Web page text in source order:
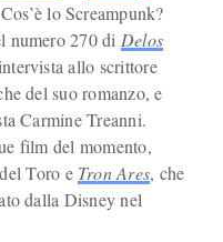
lo Screampunk?
numero 270 di Delos
allo scrittore
del suo romanzo, e
Carmine Treanni.
film del momento,
Toro e Tron Ares, che
dalla Disney nel